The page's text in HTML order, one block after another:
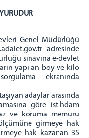
Genel Müdürlüğü
adresinde
sınavına e-devlet
yapılan boy ve kilo
ekranında
adaylar arasında
göre istihdam
ve koruma memuru
girmeye hak
hak kazanan 35